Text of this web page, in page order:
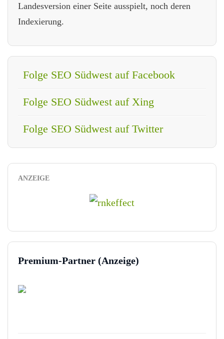
Landesversion einer Seite ausspielt, noch deren
Indexierung.
Folge SEO Südwest auf Facebook
Folge SEO Südwest auf Xing
Folge SEO Südwest auf Twitter
ANZEIGE
Premium-Partner (Anzeige)